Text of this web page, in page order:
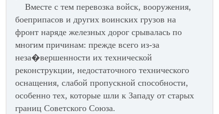
Вместе с тем перевозка войск, вооружения,
боеприпасов и других воинских грузов на
фронт наряде железных дорог срывалась по
многим причинам: прежде всего из-за
неза�вершенности их технической
реконструкции, недостаточного технического
оснащения, слабой пропускной способности,
особенно тех, которые шли к Западу от старых
границ Советского Союза.